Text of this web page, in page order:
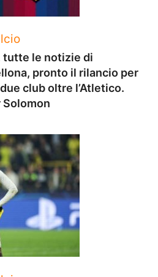
tutte le notizie di
pronto il rilancio per
club oltre l’Atletico.
Solomon